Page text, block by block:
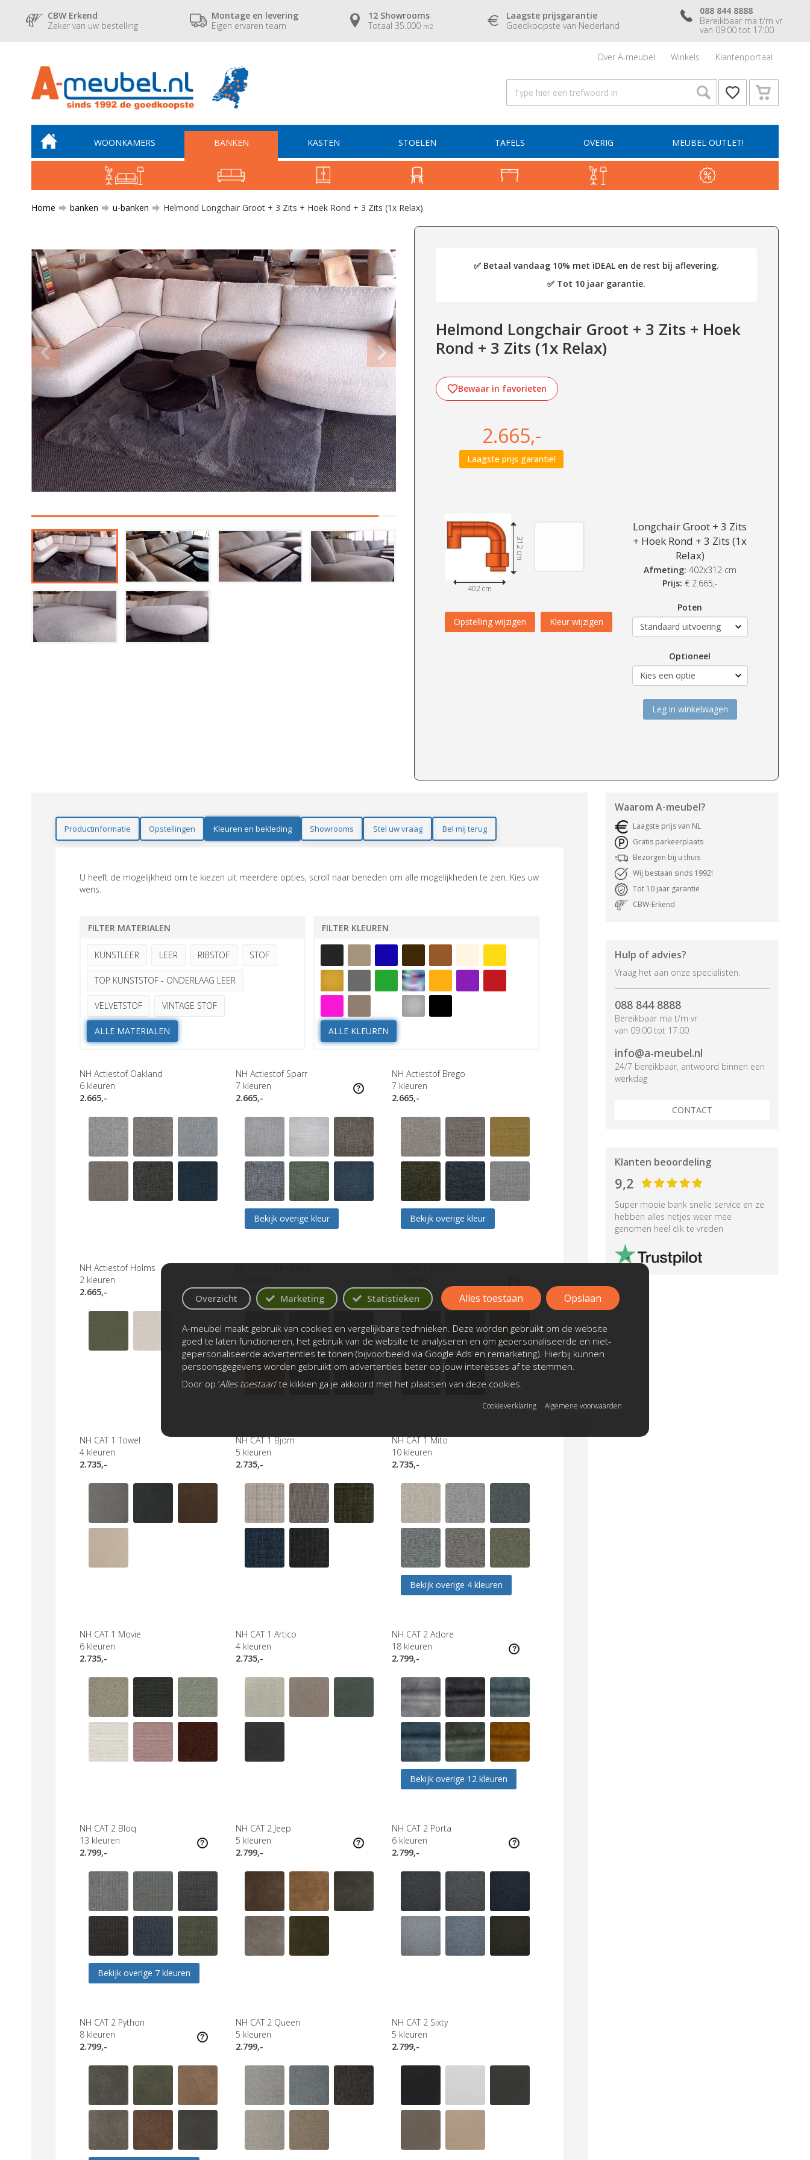
CBW Erkend
Zeker van uw bestelling
Montage en levering
Eigen ervaren team
12 Showrooms
Totaal 35.000 m2
Laagste prijsgarantie
Goedkoopste van Nederland
088 844 8888
Bereikbaar ma t/m vr
van 09:00 tot 17:00
Over A-meubel Winkels Klantenportaal
WOONKAMERS BANKEN KASTEN STOELEN TAFELS OVERIG MEUBEL OUTLET!
Home banken u-banken Helmond Longchair Groot + 3 Zits + Hoek Rond + 3 Zits (1x Relax)
✅ Betaal vandaag 10% met iDEAL en de rest bij aflevering.
✅ Tot 10 jaar garantie.
Helmond Longchair Groot + 3 Zits + Hoek
Rond + 3 Zits (1x Relax)
Bewaar in favorieten
2.665,-
Laagste prijs garantie!
402 cm
312 cm
Opstelling wijzigen Kleur wijzigen
Longchair Groot + 3 Zits
+ Hoek Rond + 3 Zits (1x
Relax)
Afmeting: 402x312 cm
Prijs: € 2.665,-
Poten
Optioneel
Leg in winkelwagen
Productinformatie Opstellingen Kleuren en bekleding Showrooms Stel uw vraag Bel mij terug
U heeft de mogelijkheid om te kiezen uit meerdere opties, scroll naar beneden om alle mogelijkheden te zien. Kies uw
wens.
FILTER MATERIALEN
KUNSTLEER LEER RIBSTOF STOF
TOP KUNSTSTOF - ONDERLAAG LEER
VELVETSTOF VINTAGE STOF
ALLE MATERIALEN
FILTER KLEUREN
ALLE KLEUREN
NH Actiestof Oakland
6 kleuren
2.665,-
NH Actiestof Sparr
7 kleuren
2.665,-
Bekijk overige kleur
NH Actiestof Brego
7 kleuren
2.665,-
Bekijk overige kleur
NH Actiestof Holms
2 kleuren
2.665,-
2.735,-
2.735,-
NH CAT 1 Towel
4 kleuren
2.735,-
NH CAT 1 Bjorn
5 kleuren
2.735,-
NH CAT 1 Mito
10 kleuren
2.735,-
Bekijk overige 4 kleuren
NH CAT 1 Movie
6 kleuren
2.735,-
NH CAT 1 Artico
4 kleuren
2.735,-
NH CAT 2 Adore
18 kleuren
2.799,-
Bekijk overige 12 kleuren
NH CAT 2 Bloq
13 kleuren
2.799,-
Bekijk overige 7 kleuren
NH CAT 2 Jeep
5 kleuren
2.799,-
NH CAT 2 Porta
6 kleuren
2.799,-
NH CAT 2 Python
8 kleuren
2.799,-
NH CAT 2 Queen
5 kleuren
2.799,-
NH CAT 2 Sixty
5 kleuren
2.799,-
Waarom A-meubel?
Laagste prijs van NL
Gratis parkeerplaats
Bezorgen bij u thuis
Wij bestaan sinds 1992!
Tot 10 jaar garantie
CBW-Erkend
Hulp of advies?
Vraag het aan onze specialisten.
088 844 8888
Bereikbaar ma t/m vr
van 09:00 tot 17:00
info@a-meubel.nl
24/7 bereikbaar, antwoord binnen een
werkdag
CONTACT
Klanten beoordeling
9,2
Super mooie bank snelle service en ze
hebben alles netjes weer mee
genomen heel dik te vreden
Overzicht Marketing Statistieken
A-meubel maakt gebruik van cookies en vergelijkbare technieken. Deze worden gebruikt om de website
goed te laten functioneren, het gebruik van de website te analyseren en om gepersonaliseerde en niet-
gepersonaliseerde advertenties te tonen (bijvoorbeeld via Google Ads en remarketing). Hierbij kunnen
persoonsgegevens worden gebruikt om advertenties beter op jouw interesses af te stemmen.
Door op ‘Alles toestaan’ te klikken ga je akkoord met het plaatsen van deze cookies.
Alles toestaan Opslaan
Cookieverklaring Algemene voorwaarden